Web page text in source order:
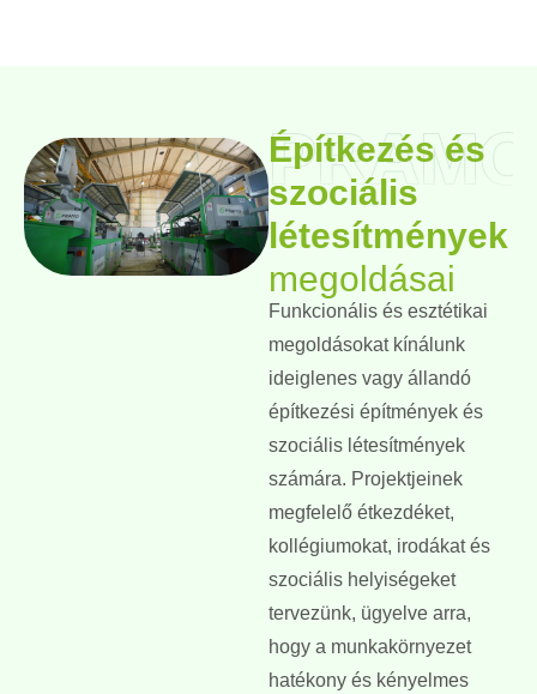
PRAMO
Építkezés és
szociális
létesítmények
megoldásai
Funkcionális és esztétikai
megoldásokat kínálunk
ideiglenes vagy állandó
építkezési építmények és
szociális létesítmények
számára. Projektjeinek
megfelelő étkezdéket,
kollégiumokat, irodákat és
szociális helyiségeket
tervezünk, ügyelve arra,
hogy a munkakörnyezet
hatékony és kényelmes